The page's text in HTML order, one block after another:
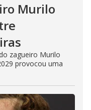
Murilo
zagueiro Murilo
provocou uma